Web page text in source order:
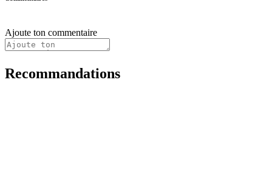
Ajoute ton commentaire
Recommandations